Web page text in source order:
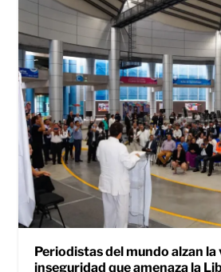
Periodistas del mundo alzan la
inseguridad que amenaza la